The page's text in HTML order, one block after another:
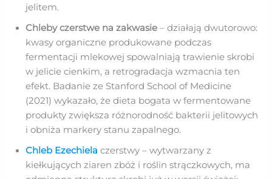
jelitem.
Chleby czerstwe na zakwasie – działają dwutorowo:
kwasy organiczne produkowane podczas
fermentacji mlekowej spowalniają trawienie skrobi
w jelicie cienkim, a retrogradacja wzmacnia ten
efekt. Badanie ze Stanford School of Medicine
(2021) wykazało, że dieta bogata w fermentowane
produkty zwiększa różnorodność bakterii jelitowych
i obniża markery stanu zapalnego.
Chleb Ezechiela czerstwy – wytwarzany z
kiełkujących ziaren zbóż i roślin strączkowych, ma